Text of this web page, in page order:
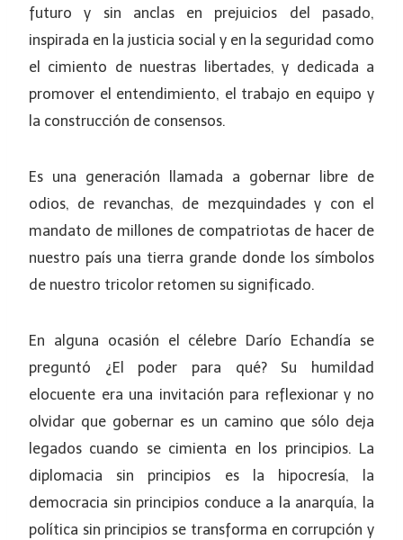
futuro y sin anclas en prejuicios del pasado,
inspirada en la justicia social y en la seguridad como
el cimiento de nuestras libertades, y dedicada a
promover el entendimiento, el trabajo en equipo y
la construcción de consensos.
Es una generación llamada a gobernar libre de
odios, de revanchas, de mezquindades y con el
mandato de millones de compatriotas de hacer de
nuestro país una tierra grande donde los símbolos
de nuestro tricolor retomen su significado.
En alguna ocasión el célebre Darío Echandía se
preguntó ¿El poder para qué? Su humildad
elocuente era una invitación para reflexionar y no
olvidar que gobernar es un camino que sólo deja
legados cuando se cimienta en los principios. La
diplomacia sin principios es la hipocresía, la
democracia sin principios conduce a la anarquía, la
política sin principios se transforma en corrupción y